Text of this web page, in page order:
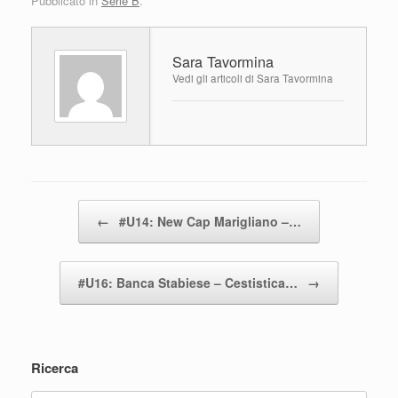
c
e
b
o
o
k
tt
er
at n
vi
di
Sara Tavormina
Vedi gli articoli di Sara Tavormina
← #U14: New Cap Marigliano –…
#U16: Banca Stabiese – Cestistica… →
Ricerca